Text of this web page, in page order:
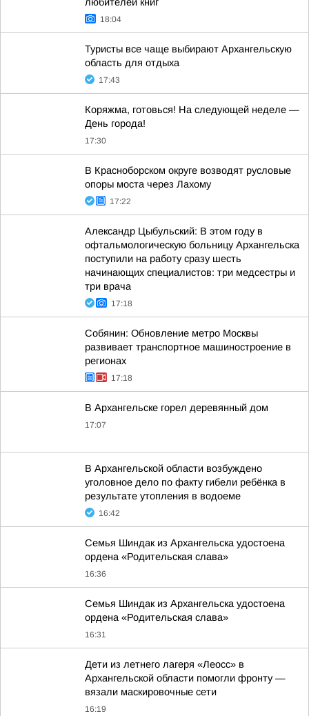
18:04
Туристы все чаще выбирают Архангельскую
область для отдыха
17:43
Коряжма, готовься! На следующей неделе —
День города!
17:30
В Красноборском округе возводят русловые
опоры моста через Лахому
17:22
Александр Цыбульский: В этом году в
офтальмологическую больницу Архангельска
поступили на работу сразу шесть
начинающих специалистов: три медсестры и
три врача
17:18
Собянин: Обновление метро Москвы
развивает транспортное машиностроение в
регионах
17:18
В Архангельске горел деревянный дом
17:07
В Архангельской области возбуждено
уголовное дело по факту гибели ребёнка в
результате утопления в водоеме
16:42
Семья Шиндак из Архангельска удостоена
ордена «Родительская слава»
16:36
Семья Шиндак из Архангельска удостоена
ордена «Родительская слава»
16:31
Дети из летнего лагеря «Леосс» в
Архангельской области помогли фронту —
вязали маскировочные сети
16:19